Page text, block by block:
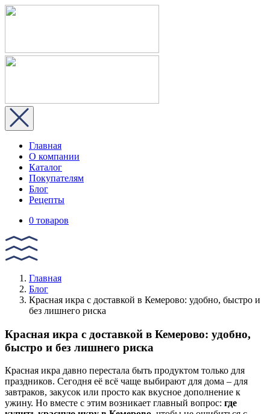
Главная
О компании
Каталог
Покупателям
Блог
Рецепты
0 товаров
Главная
Блог
Красная икра с доставкой в Кемерово: удобно, быстро и
без лишнего риска
Красная икра с доставкой в Кемерово: удобно,
быстро и без лишнего риска
Красная икра давно перестала быть продуктом только для
праздников. Сегодня её всё чаще выбирают для дома – для
завтраков, закусок или просто как вкусное дополнение к
ужину. Но вместе с этим возникает главный вопрос: где